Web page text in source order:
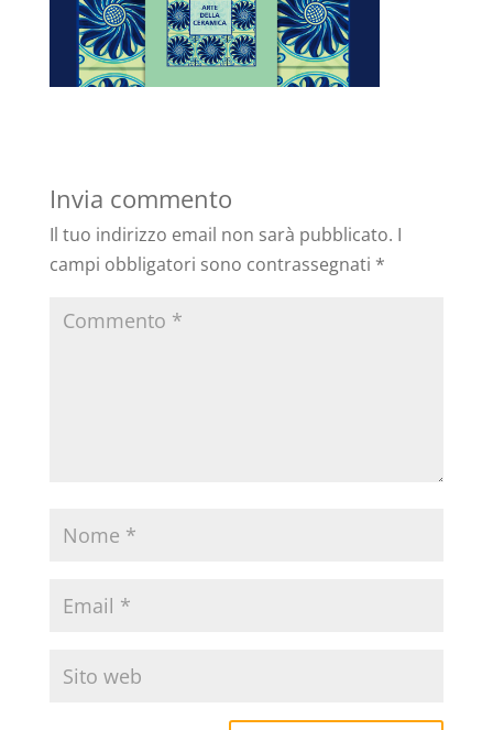
Invia commento
Il tuo indirizzo email non sarà pubblicato. I
campi obbligatori sono contrassegnati *